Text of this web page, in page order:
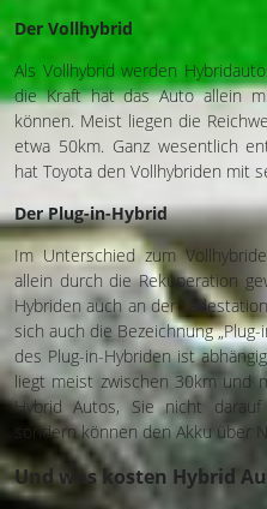
Der Vollhybrid
Als Vollhybrid werden
die Kraft hat das Auto allein
können. Meist liegen die
etwa 50km. Ganz wesentlich
hat Toyota den Vollhybriden mit
Der Plug-in-Hybrid
Im Unterschied zum
allein durch die Rekuperation
Hybriden auch an der
sich auch die Bezeichnung
des Plug-in-Hybriden ist
liegt meist zwischen 30km und
Hybrid Autos, Sie nicht
sondern können den Akku über
Und was kosten Hybrid